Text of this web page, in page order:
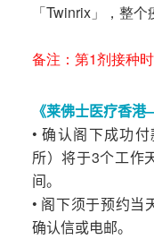
「Twinrix」，整
备注：第1剂接种
《莱佛士医疗香
• 确认阁下成功
所）将于3个工作
间。
• 阁下须于预约当
确认信或电邮。